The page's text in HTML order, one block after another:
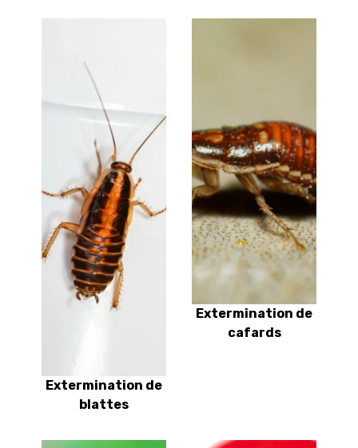
Extermination de
blattes
Extermination de
cafards